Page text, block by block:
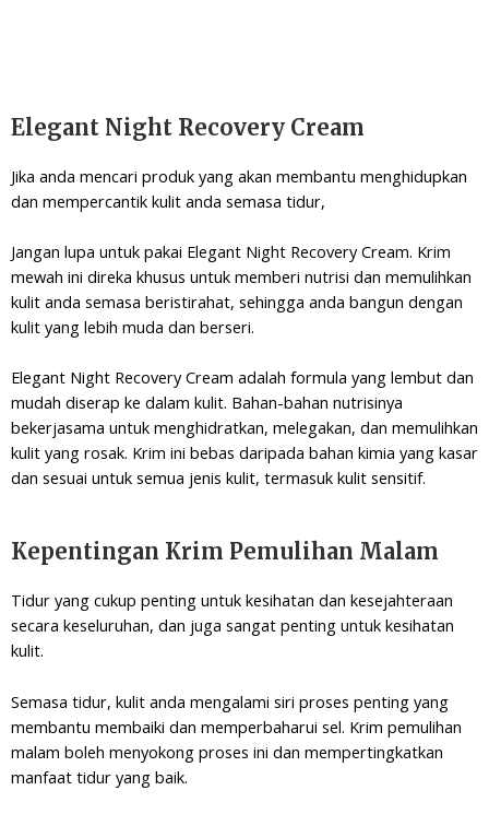
Elegant Night Recovery Cream
Jika anda mencari produk yang akan membantu menghidupkan
dan mempercantik kulit anda semasa tidur,
Jangan lupa untuk pakai Elegant Night Recovery Cream. Krim
mewah ini direka khusus untuk memberi nutrisi dan memulihkan
kulit anda semasa beristirahat, sehingga anda bangun dengan
kulit yang lebih muda dan berseri.
Elegant Night Recovery Cream adalah formula yang lembut dan
mudah diserap ke dalam kulit. Bahan-bahan nutrisinya
bekerjasama untuk menghidratkan, melegakan, dan memulihkan
kulit yang rosak. Krim ini bebas daripada bahan kimia yang kasar
dan sesuai untuk semua jenis kulit, termasuk kulit sensitif.
Kepentingan Krim Pemulihan Malam
Tidur yang cukup penting untuk kesihatan dan kesejahteraan
secara keseluruhan, dan juga sangat penting untuk kesihatan
kulit.
Semasa tidur, kulit anda mengalami siri proses penting yang
membantu membaiki dan memperbaharui sel. Krim pemulihan
malam boleh menyokong proses ini dan mempertingkatkan
manfaat tidur yang baik.